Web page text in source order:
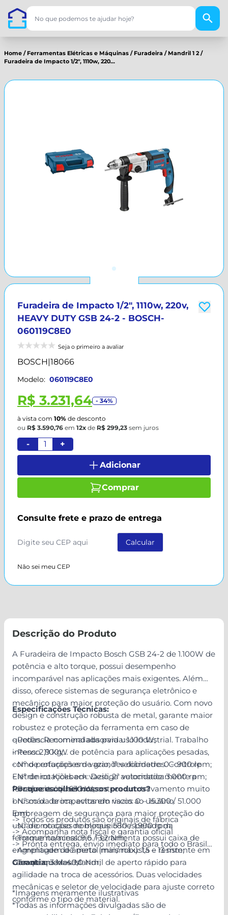
Home / Ferramentas Elétricas e Máquinas / Furadeira / Mandril 1 2/
Furadeira de Impacto 1/2", 1110w, 220...
Furadeira de Impacto 1/2", 1110w, 220v,
HEAVY DUTY GSB 24-2 - BOSCH-
060119C8E0
Seja o primeiro a avaliar
BOSCH|18066
Modelo: 060119C8E0
R$ 3.231,64 - 34%
à vista com 10% de desconto
ou R$ 3.590,76 em 12x de R$ 299,23 sem juros
- +
Adicionar
Comprar
Consulte frete e prazo de entrega
Não sei meu CEP
Descrição do Produto
A Furadeira de Impacto Bosch GSB 24-2 de 1.100W de
potência e alto torque, possui desempenho
incomparável nas aplicações mais exigentes. Além
disso, oferece sistemas de segurança eletrônico e
mecânico para maior proteção do usuário. Com novo
design e construção robusta de metal, garante maior
robustez e proteção da ferramenta em caso de
quedas. Recomendada para uso industrial. Trabalho
intenso. 1100W de potência para aplicações pesadas,
como perfurações de grandes diâmetros. Controle
Eletrônico Kickback: Desliga automaticamente a
ferramenta quando acontece um travamento muito
brusco da broca, evitando riscos ao usuário.
Embreagem de segurança para maior proteção do
usuário no caso de bloqueio inesperado da
ferramenta/acessório. Ferramenta possui caixa de
engrenagem de metal mais robusta e resistente em
caso de quedas. Mandril de aperto rápido para
agilidade na troca de acessórios. Duas velocidades
mecânicas e seletor de velocidade para ajuste correto
conforme o tipo de material.
Especificações Técnicas:
- Potência nominal absorvida: 1.100 W;
- Peso: 2,9 kg;
- Nº de rotações em vazio, 1ª velocidade: 0 – 900 rpm;
- Nº de rotações em vazio, 2ª velocidade: 3.000 rpm;
- Potência útil: 630 W;
- Nº máx. de impactos em vazio: 0 – 15.300 / 51.000
ipm;
- Nº de rotações nominais: 580 / 1.900 rpm;
- Torque nominal: 9,6 / 3,2 Nm;
- Amplitude de aperto (min/máx): 1,5 – 13 mm;
- Torque máx: 40,0 Nm;
Por que escolher nossos produtos?
-> Todos os produtos são originais de fábrica
-> Acompanha nota fiscal e garantia oficial
-> Pronta entrega, envio imediato para todo o Brasil
Garantia:3 Meses.
*Imagens meramente ilustrativas
*Todas as informações divulgadas são de